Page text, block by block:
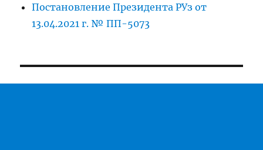
Постановление Президента РУз от
13.04.2021 г. № ПП-5073